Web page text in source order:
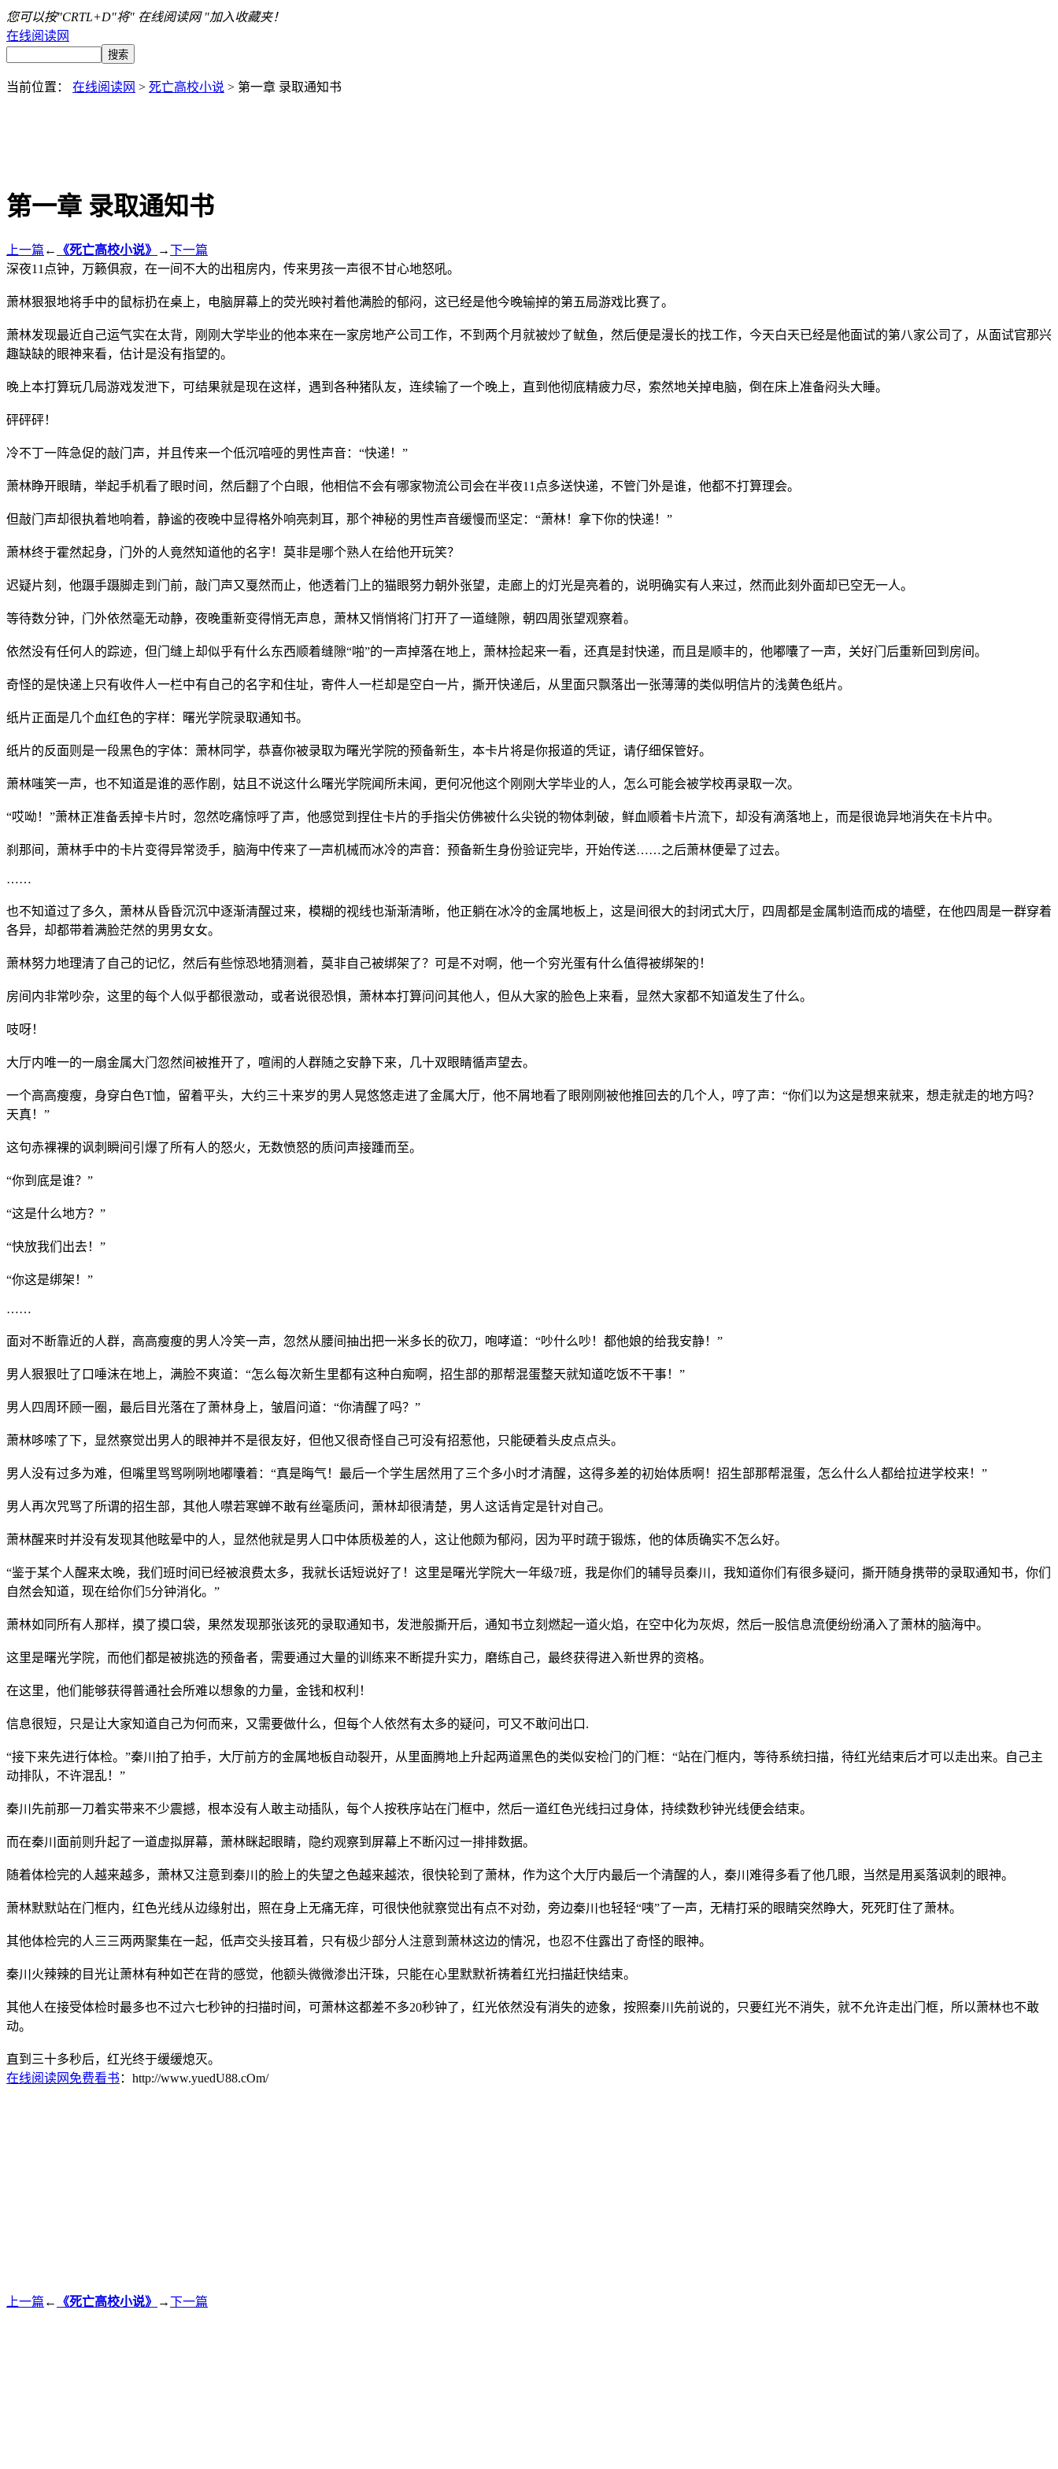
您可以按"CRTL+D"将" 在线阅读网 "加入收藏夹！
在线阅读网
当前位置： 在线阅读网 > 死亡高校小说 > 第一章 录取通知书
第一章 录取通知书
上一篇 ← 《死亡高校小说》 →下一篇
深夜11点钟，万籁俱寂，在一间不大的出租房内，传来男孩一声很不甘心地怒吼。
萧林狠狠地将手中的鼠标扔在桌上，电脑屏幕上的荧光映衬着他满脸的郁闷，这已经是他今晚输掉的第五局游戏比赛了。
萧林发现最近自己运气实在太背，刚刚大学毕业的他本来在一家房地产公司工作，不到两个月就被炒了鱿鱼，然后便是漫长的找工作，今天白天已经是他面试的第八家公司了，从面试官那兴
趣缺缺的眼神来看，估计是没有指望的。
晚上本打算玩几局游戏发泄下，可结果就是现在这样，遇到各种猪队友，连续输了一个晚上，直到他彻底精疲力尽，索然地关掉电脑，倒在床上准备闷头大睡。
砰砰砰！
冷不丁一阵急促的敲门声，并且传来一个低沉喑哑的男性声音：“快递！”
萧林睁开眼睛，举起手机看了眼时间，然后翻了个白眼，他相信不会有哪家物流公司会在半夜11点多送快递，不管门外是谁，他都不打算理会。
但敲门声却很执着地响着，静谧的夜晚中显得格外响亮刺耳，那个神秘的男性声音缓慢而坚定：“萧林！拿下你的快递！”
萧林终于霍然起身，门外的人竟然知道他的名字！莫非是哪个熟人在给他开玩笑？
迟疑片刻，他蹑手蹑脚走到门前，敲门声又戛然而止，他透着门上的猫眼努力朝外张望，走廊上的灯光是亮着的，说明确实有人来过，然而此刻外面却已空无一人。
等待数分钟，门外依然毫无动静，夜晚重新变得悄无声息，萧林又悄悄将门打开了一道缝隙，朝四周张望观察着。
依然没有任何人的踪迹，但门缝上却似乎有什么东西顺着缝隙“啪”的一声掉落在地上，萧林捡起来一看，还真是封快递，而且是顺丰的，他嘟囔了一声，关好门后重新回到房间。
奇怪的是快递上只有收件人一栏中有自己的名字和住址，寄件人一栏却是空白一片，撕开快递后，从里面只飘落出一张薄薄的类似明信片的浅黄色纸片。
纸片正面是几个血红色的字样：曙光学院录取通知书。
纸片的反面则是一段黑色的字体：萧林同学，恭喜你被录取为曙光学院的预备新生，本卡片将是你报道的凭证，请仔细保管好。
萧林嗤笑一声，也不知道是谁的恶作剧，姑且不说这什么曙光学院闻所未闻，更何况他这个刚刚大学毕业的人，怎么可能会被学校再录取一次。
“哎呦！”萧林正准备丢掉卡片时，忽然吃痛惊呼了声，他感觉到捏住卡片的手指尖仿佛被什么尖锐的物体刺破，鲜血顺着卡片流下，却没有滴落地上，而是很诡异地消失在卡片中。
刹那间，萧林手中的卡片变得异常烫手，脑海中传来了一声机械而冰冷的声音：预备新生身份验证完毕，开始传送……之后萧林便晕了过去。
……
也不知道过了多久，萧林从昏昏沉沉中逐渐清醒过来，模糊的视线也渐渐清晰，他正躺在冰冷的金属地板上，这是间很大的封闭式大厅，四周都是金属制造而成的墙壁，在他四周是一群穿着
各异，却都带着满脸茫然的男男女女。
萧林努力地理清了自己的记忆，然后有些惊恐地猜测着，莫非自己被绑架了？可是不对啊，他一个穷光蛋有什么值得被绑架的！
房间内非常吵杂，这里的每个人似乎都很激动，或者说很恐惧，萧林本打算问问其他人，但从大家的脸色上来看，显然大家都不知道发生了什么。
吱呀！
大厅内唯一的一扇金属大门忽然间被推开了，喧闹的人群随之安静下来，几十双眼睛循声望去。
一个高高瘦瘦，身穿白色T恤，留着平头，大约三十来岁的男人晃悠悠走进了金属大厅，他不屑地看了眼刚刚被他推回去的几个人，哼了声：“你们以为这是想来就来，想走就走的地方吗？
天真！”
这句赤裸裸的讽刺瞬间引爆了所有人的怒火，无数愤怒的质问声接踵而至。
“你到底是谁？”
“这是什么地方？”
“快放我们出去！”
“你这是绑架！”
……
面对不断靠近的人群，高高瘦瘦的男人冷笑一声，忽然从腰间抽出把一米多长的砍刀，咆哮道：“吵什么吵！都他娘的给我安静！”
男人狠狠吐了口唾沫在地上，满脸不爽道：“怎么每次新生里都有这种白痴啊，招生部的那帮混蛋整天就知道吃饭不干事！”
男人四周环顾一圈，最后目光落在了萧林身上，皱眉问道：“你清醒了吗？”
萧林哆嗦了下，显然察觉出男人的眼神并不是很友好，但他又很奇怪自己可没有招惹他，只能硬着头皮点点头。
男人没有过多为难，但嘴里骂骂咧咧地嘟囔着：“真是晦气！最后一个学生居然用了三个多小时才清醒，这得多差的初始体质啊！招生部那帮混蛋，怎么什么人都给拉进学校来！”
男人再次咒骂了所谓的招生部，其他人噤若寒蝉不敢有丝毫质问，萧林却很清楚，男人这话肯定是针对自己。
萧林醒来时并没有发现其他眩晕中的人，显然他就是男人口中体质极差的人，这让他颇为郁闷，因为平时疏于锻炼，他的体质确实不怎么好。
“鉴于某个人醒来太晚，我们班时间已经被浪费太多，我就长话短说好了！这里是曙光学院大一年级7班，我是你们的辅导员秦川，我知道你们有很多疑问，撕开随身携带的录取通知书，你们
自然会知道，现在给你们5分钟消化。”
萧林如同所有人那样，摸了摸口袋，果然发现那张该死的录取通知书，发泄般撕开后，通知书立刻燃起一道火焰，在空中化为灰烬，然后一股信息流便纷纷涌入了萧林的脑海中。
这里是曙光学院，而他们都是被挑选的预备者，需要通过大量的训练来不断提升实力，磨练自己，最终获得进入新世界的资格。
在这里，他们能够获得普通社会所难以想象的力量，金钱和权利！
信息很短，只是让大家知道自己为何而来，又需要做什么，但每个人依然有太多的疑问，可又不敢问出口.
“接下来先进行体检。”秦川拍了拍手，大厅前方的金属地板自动裂开，从里面腾地上升起两道黑色的类似安检门的门框：“站在门框内，等待系统扫描，待红光结束后才可以走出来。自己主
动排队，不许混乱！”
秦川先前那一刀着实带来不少震撼，根本没有人敢主动插队，每个人按秩序站在门框中，然后一道红色光线扫过身体，持续数秒钟光线便会结束。
而在秦川面前则升起了一道虚拟屏幕，萧林眯起眼睛，隐约观察到屏幕上不断闪过一排排数据。
随着体检完的人越来越多，萧林又注意到秦川的脸上的失望之色越来越浓，很快轮到了萧林，作为这个大厅内最后一个清醒的人，秦川难得多看了他几眼，当然是用奚落讽刺的眼神。
萧林默默站在门框内，红色光线从边缘射出，照在身上无痛无痒，可很快他就察觉出有点不对劲，旁边秦川也轻轻“咦”了一声，无精打采的眼睛突然睁大，死死盯住了萧林。
其他体检完的人三三两两聚集在一起，低声交头接耳着，只有极少部分人注意到萧林这边的情况，也忍不住露出了奇怪的眼神。
秦川火辣辣的目光让萧林有种如芒在背的感觉，他额头微微渗出汗珠，只能在心里默默祈祷着红光扫描赶快结束。
其他人在接受体检时最多也不过六七秒钟的扫描时间，可萧林这都差不多20秒钟了，红光依然没有消失的迹象，按照秦川先前说的，只要红光不消失，就不允许走出门框，所以萧林也不敢
动。
直到三十多秒后，红光终于缓缓熄灭。
在线阅读网免费看书 ：http://www.yuedU88.cOm/
上一篇 ← 《死亡高校小说》 →下一篇